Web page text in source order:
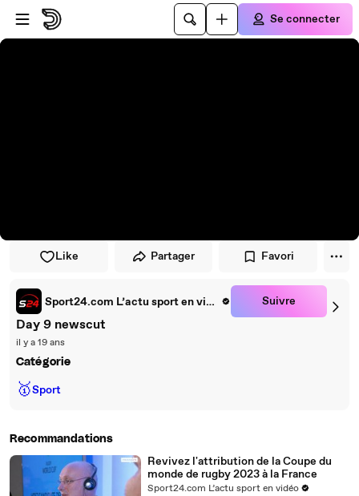
Passer au player
Passer au contenu principal
Se connecter
Like Partager Favori
Sport24.com L’actu sport en vidéo Suivre
Day 9 newscut
il y a 19 ans
Catégorie
🥇Sport
Recommandations
Revivez l'attribution de la Coupe du
monde de rugby 2023 à la France
Sport24.com L’actu sport en vidéo